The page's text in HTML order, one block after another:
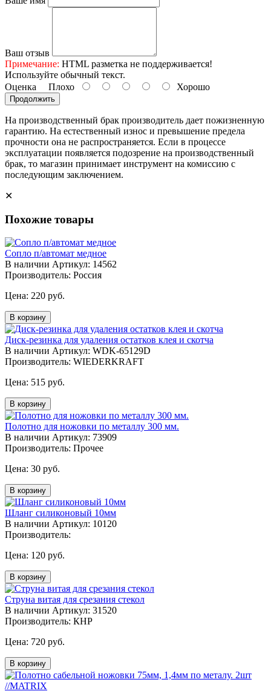
Ваш отзыв
Примечание: HTML разметка не поддерживается!
Используйте обычный текст.
Оценка Плохо Хорошо
Продолжить
На производственный брак производитель дает пожизненную
гарантию. На естественный износ и превышение предела
прочности она не распространяется. Если в процессе
эксплуатации появляется подозрение на производственный
брак, то магазин принимает инструмент на комиссию с
последующим заключением.
✕
Похожие товары
Сопло п/автомат медное
В наличии Артикул: 14562
Производитель: Россия
Цена: 220 руб.
В корзину
Диск-резинка для удаления остатков клея и скотча
В наличии Артикул: WDK-65129D
Производитель: WIEDERKRAFT
Цена: 515 руб.
В корзину
Полотно для ножовки по металлу 300 мм.
В наличии Артикул: 73909
Производитель: Прочее
Цена: 30 руб.
В корзину
Шланг силиконовый 10мм
В наличии Артикул: 10120
Производитель:
Цена: 120 руб.
В корзину
Струна витая для срезания стекол
В наличии Артикул: 31520
Производитель: КНР
Цена: 720 руб.
В корзину